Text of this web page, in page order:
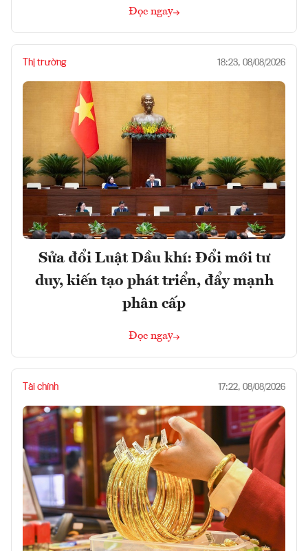
Đọc ngay
Thị trường 18:23, 08/08/2026
Sửa đổi Luật Dầu khí: Đổi mới tư
duy, kiến tạo phát triển, đẩy mạnh
phân cấp
Đọc ngay
Tài chính 17:22, 08/08/2026